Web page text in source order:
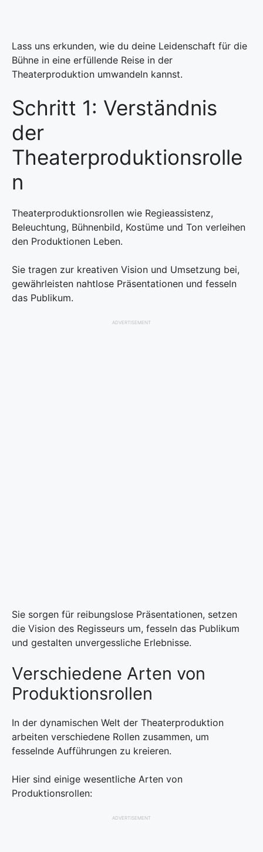
Lass uns erkunden, wie du deine Leidenschaft für die
Bühne in eine erfüllende Reise in der
Theaterproduktion umwandeln kannst.
Schritt 1: Verständnis
der
Theaterproduktionsrolle
n
Theaterproduktionsrollen wie Regieassistenz,
Beleuchtung, Bühnenbild, Kostüme und Ton verleihen
den Produktionen Leben.
Sie tragen zur kreativen Vision und Umsetzung bei,
gewährleisten nahtlose Präsentationen und fesseln
das Publikum.
ADVERTISEMENT
Sie sorgen für reibungslose Präsentationen, setzen
die Vision des Regisseurs um, fesseln das Publikum
und gestalten unvergessliche Erlebnisse.
Verschiedene Arten von
Produktionsrollen
In der dynamischen Welt der Theaterproduktion
arbeiten verschiedene Rollen zusammen, um
fesselnde Aufführungen zu kreieren.
Hier sind einige wesentliche Arten von
Produktionsrollen:
ADVERTISEMENT